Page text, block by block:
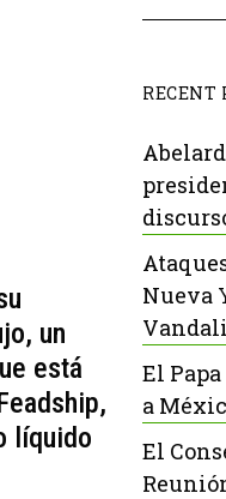
un
está
líquido
RECENT
Nueva
El
a
El